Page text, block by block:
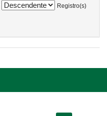
Registro(s)